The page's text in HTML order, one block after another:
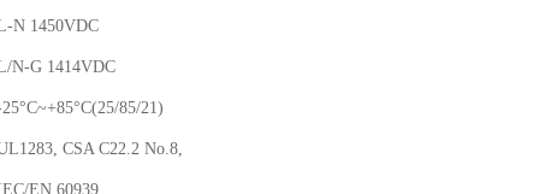
N 1450VDC
N-G 1414VDC
85/21)
CSA C22.2 No.8,
EN 60939,